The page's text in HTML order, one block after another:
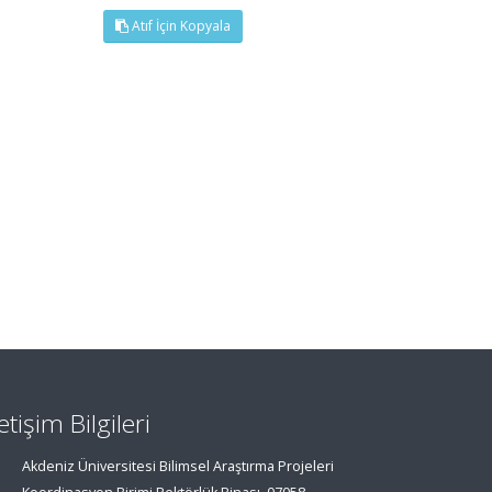
Atıf İçin Kopyala
Bilgileri
Akdeniz Üniversitesi Bilimsel Araştırma Projeleri